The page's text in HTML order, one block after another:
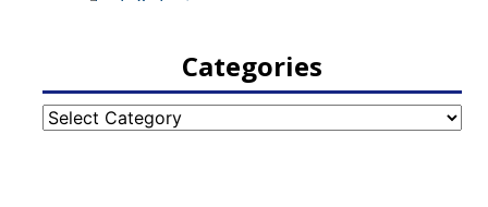
Categories
Categories